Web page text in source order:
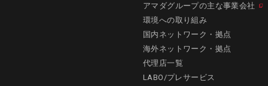
アマダグループの主な事業会社
環境への取り組み
国内ネットワーク・拠点
海外ネットワーク・拠点
代理店一覧
LABO/プレサービス